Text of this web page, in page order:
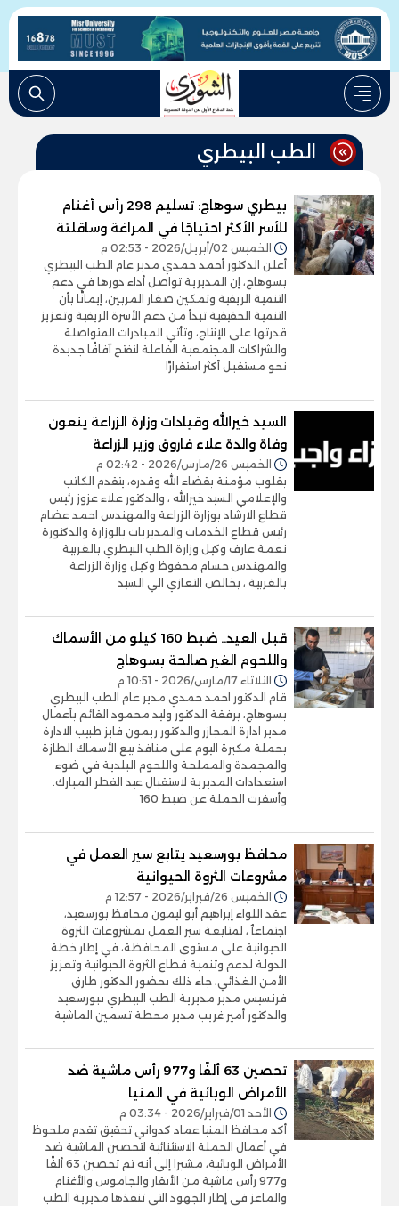
الطب البيطري
بيطري سوهاج: تسليم 298 رأس أغنام
للأسر الأكثر احتياجًا في المراغة وساقلتة
الخميس 02/أبريل/2026 - 02:53 م
أعلن الدكتور أحمد حمدي مدير عام الطب البيطري
بسوهاج، إن المديرية تواصل أداء دورها في دعم
التنمية الريفية وتمكين صغار المربين، إيمانًا بأن
التنمية الحقيقية تبدأ من دعم الأسرة الريفية وتعزيز
قدرتها على الإنتاج، وتأتي المبادرات المتواصلة
والشراكات المجتمعية الفاعلة لتفتح آفاقًا جديدة
نحو مستقبل أكثر استقرارًا
السيد خيرالله وقيادات وزارة الزراعة ينعون
وفاة والدة علاء فاروق وزير الزراعة
الخميس 26/مارس/2026 - 02:42 م
بقلوب مؤمنة بقضاء الله وقدره، يتقدم الكاتب
والإعلامي السيد خيرالله ، والدكتور علاء عزوز رئيس
قطاع الارشاد بوزارة الزراعة والمهندس احمد عضام
رئيس قطاع الخدمات والمديريات بالوزارة والدكتورة
نعمة عارف وكيل وزارة الطب البيطري بالغربية
والمهندس حسام محفوظ وكيل وزارة الزراعة
بالغربية ، بخالص التعازي الي السيد
قبل العيد.. ضبط 160 كيلو من الأسماك
واللحوم الغير صالحة بسوهاج
الثلاثاء 17/مارس/2026 - 10:51 م
قام الدكتور احمد حمدي مدير عام الطب البيطري
بسوهاج، برفقة الدكتور وليد محمود القائم بأعمال
مدير ادارة المجازر والدكتور ريمون فايز طبيب الادارة
بحملة مكبرة اليوم على منافذ بيع الأسماك الطازة
والمجمدة والمملحة واللحوم البلدية في ضوء
استعدادات المديرية لاستقبال عيد الفطر المبارك.
وأسفرت الحملة عن ضبط 160
محافظ بورسعيد يتابع سير العمل في
مشروعات الثروة الحيوانية
الخميس 26/فبراير/2026 - 12:57 م
عقد اللواء إبراهيم أبو ليمون محافظ بورسعيد،
اجتماعٱ ، لمتابعة سير العمل بمشروعات الثروة
الحيوانية على مستوى المحافظة، في إطار خطة
الدولة لدعم وتنمية قطاع الثروة الحيوانية وتعزيز
الأمن الغذائي، جاء ذلك بحضور الدكتور طارق
فرنسيس مدير مديرية الطب البيطري ببورسعيد
والدكتور أمير غريب مدير محطة تسمين الماشية
تحصين 63 ألفًا و977 رأس ماشية ضد
الأمراض الوبائية في المنيا
الأحد 01/فبراير/2026 - 03:34 م
أكد محافظ المنيا عماد كدواني تحقيق تقدم ملحوظ
في أعمال الحملة الاستثنائية لتحصين الماشية ضد
الأمراض الوبائية، مشيرا إلى أنه تم تحصين 63 ألفًا
و977 رأس ماشية من الأبقار والجاموس والأغنام
والماعز في إطار الجهود التي تنفذها مديرية الطب